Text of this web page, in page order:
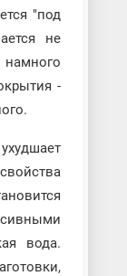
"под
не
намного
-
вода.